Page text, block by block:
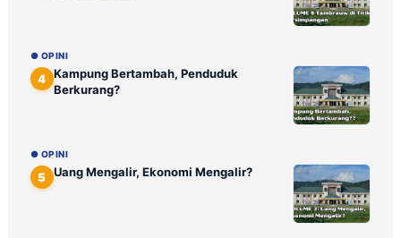
● OPINI
4 Kampung Bertambah, Penduduk
Berkurang?
● OPINI
5 Uang Mengalir, Ekonomi Mengalir?